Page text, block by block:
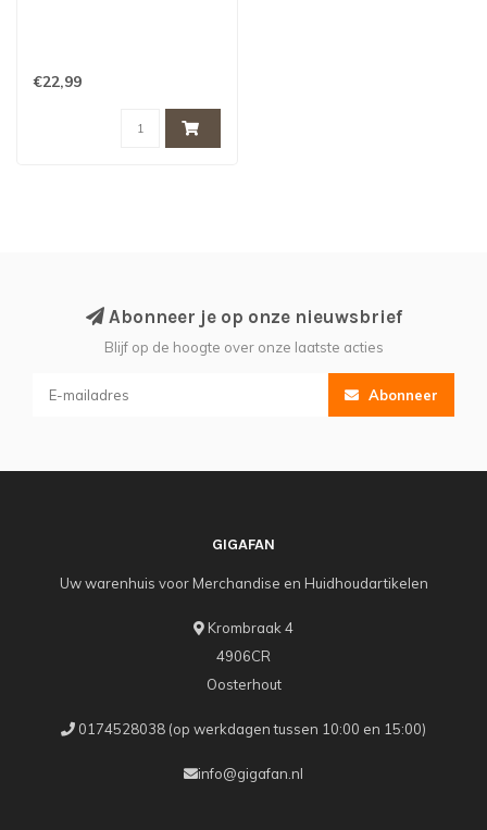
€22,99
Abonneer je op onze nieuwsbrief
Blijf op de hoogte over onze laatste acties
Abonneer
GIGAFAN
Uw warenhuis voor Merchandise en Huidhoudartikelen
Krombraak 4
4906CR
Oosterhout
0174528038 (op werkdagen tussen 10:00 en 15:00)
info@gigafan.nl